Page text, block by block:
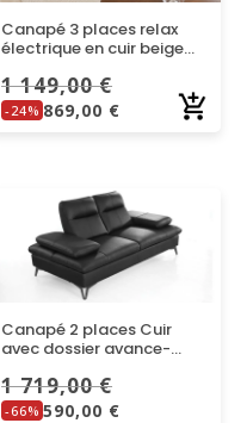
Canapé 3 places relax
électrique en cuir beige
1 149,00€
-24% 869,00 €
Canapé 2 places Cuir
avec dossier avance-
1 719,00€
-66% 590,00 €